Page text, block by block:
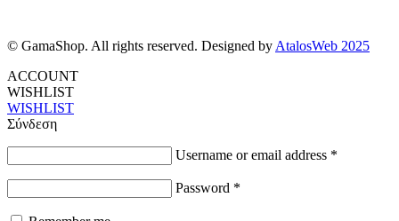
© GamaShop. All rights reserved. Designed by AtalosWeb 2025
ACCOUNT
WISHLIST
WISHLIST
Σύνδεση
Username or email address *
Password *